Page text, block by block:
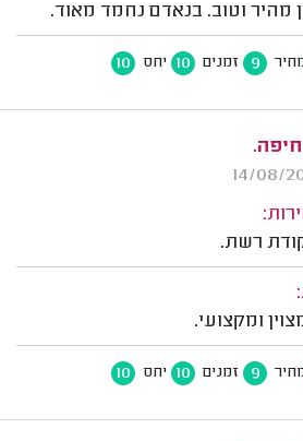
מהיר וטוב. בנאדם נחמד מאוד.
9 זמנים 10 יחס 10
חיפה.
רשת.
ומקצועי.
9 זמנים 10 יחס 10